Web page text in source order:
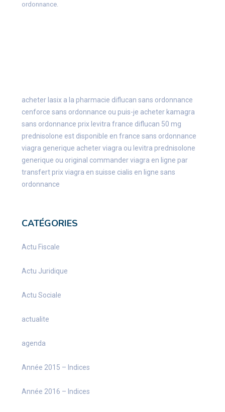
ordonnance.
acheter lasix a la pharmacie diflucan sans ordonnance
cenforce sans ordonnance ou puis-je acheter kamagra
sans ordonnance prix levitra france diflucan 50 mg
prednisolone est disponible en france sans ordonnance
viagra generique acheter viagra ou levitra prednisolone
generique ou original commander viagra en ligne par
transfert prix viagra en suisse cialis en ligne sans
ordonnance
CATÉGORIES
Actu Fiscale
Actu Juridique
Actu Sociale
actualite
agenda
Année 2015 – Indices
Année 2016 – Indices